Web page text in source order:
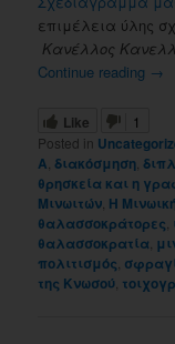
επιμέλεια ύλης
Κανέλλος
Continue reading →
Like
1
Posted in
Α ,διακόσμηση ,
θρησκεία και η
Μινωιτών Η
θαλασσοκράτορες
θαλασσοκρατία
πολιτισμός
της Κνωσού